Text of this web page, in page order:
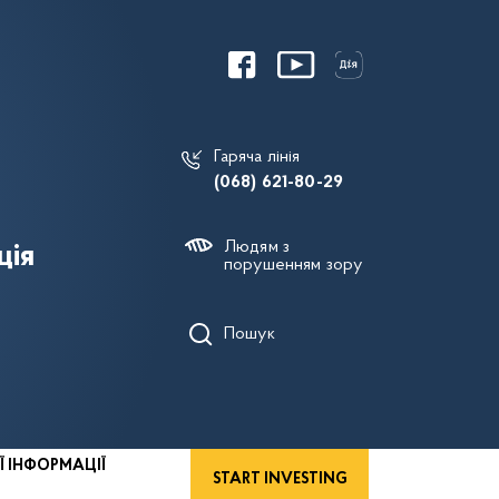
Гаряча лінія
(068) 621-80-29
Людям з
порушенням зору
Пошук
START INVESTING